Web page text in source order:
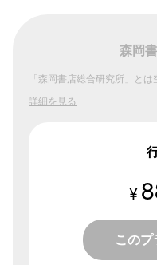
森岡
「森岡書店総合研究所」と
詳細を見る
¥
この